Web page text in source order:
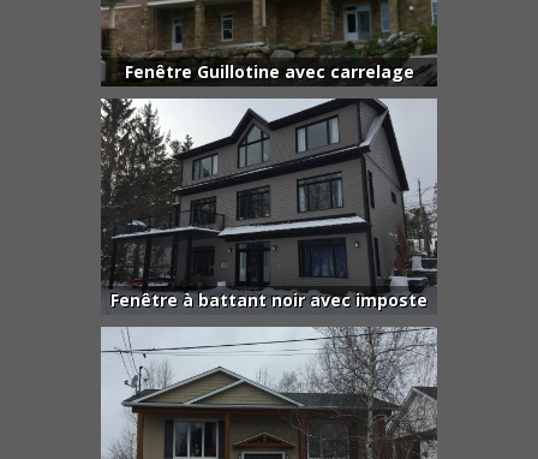
Fenêtre Guillotine avec carrelage
Fenêtre à battant noir avec imposte